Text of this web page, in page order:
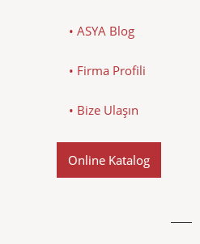
• ASYA Blog
• Firma Profili
• Bize Ulaşın
Online Katalog